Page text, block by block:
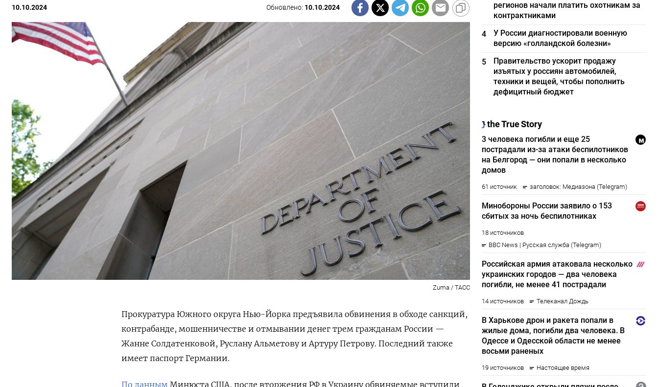
10.10.2024 Обновлено: 10.10.2024
Zuma / ТАСС
Прокуратура Южного округа Нью-Йорка предъявила обвинения в обходе санкций,
контрабанде, мошенничестве и отмывании денег трем гражданам России —
Жанне Солдатенковой, Руслану Альметову и Артуру Петрову. Последний также
имеет паспорт Германии.
По данным Минюста США, после вторжения РФ в Украину обвиняемые вступили
регионов начали платить охотникам за
контрактниками
4
У России диагностировали военную
версию «голландской болезни»
5
Правительство ускорит продажу
изъятых у россиян автомобилей,
техники и вещей, чтобы пополнить
дефицитный бюджет